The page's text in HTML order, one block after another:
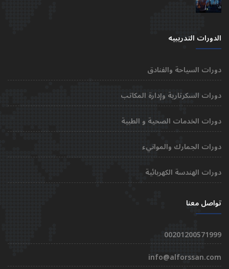
الدورات التدريبيه
دورات السياحة والفنادق
دورات السكرتارية وإدارة المكاتب
دورات الخدمات الصحية و الطبية
دورات الجمارك والموانيء
دورات الهندسة الكهربائية
تواصل معنا
00201200571999
info@alforssan.com